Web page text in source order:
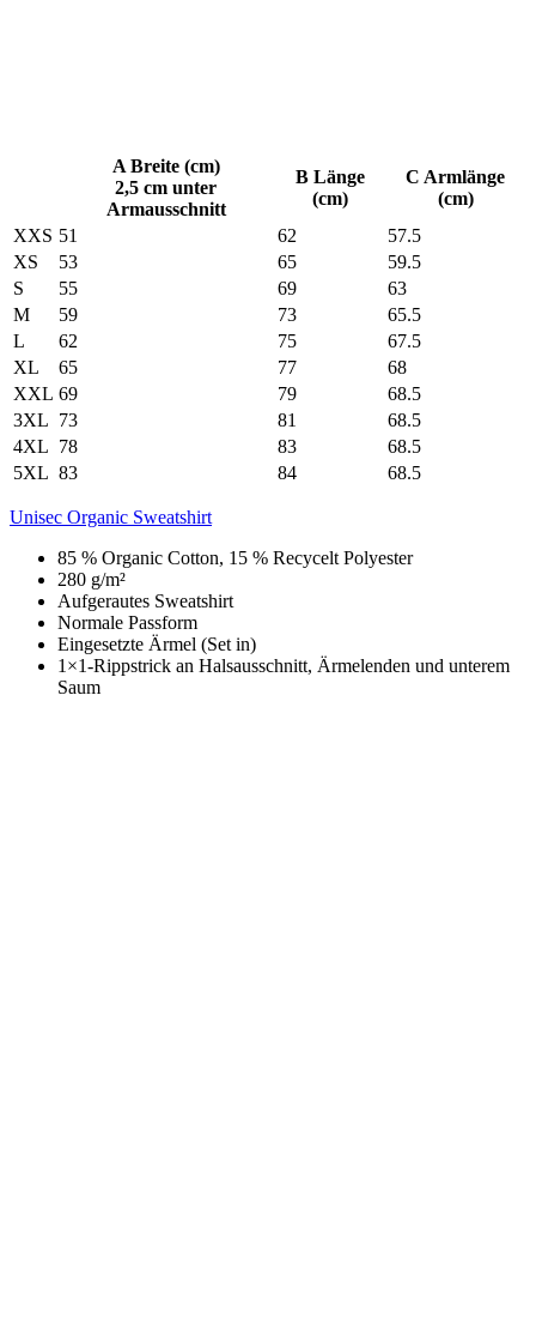
A Breite (cm)
2,5 cm unter
Armausschnitt
B Länge
(cm)
C Armlänge
(cm)
XXS 51 62
57.5
XS
53 65
59.5
S
55 69
63
M
59 73
65.5
L
62 75
67.5
XL
65 77
68
XXL 69 79
68.5
3XL 73 81
68.5
4XL 78 83
68.5
5XL 83 84 68.5
Unisec Organic Sweatshirt
85 % Organic Cotton, 15 % Recycelt Polyester
280 g/m²
Aufgerautes Sweatshirt
Normale Passform
Eingesetzte Ärmel (Set in)
1×1-Rippstrick an Halsausschnitt, Ärmelenden und unterem
Saum